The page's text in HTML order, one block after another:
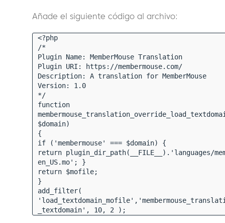
Añade el siguiente código al archivo:
<?php
/*
Plugin Name: MemberMouse Translation
Plugin URI: https://membermouse.com/
Description: A translation for MemberMouse
Version: 1.0
*/
function
$domain)
{
if ('membermouse' === $domain) {
return plugin_dir_path(__FILE__).'languages/
en_US.mo'; }
return $mofile;
}
add_filter(
_textdomain', 10, 2 );